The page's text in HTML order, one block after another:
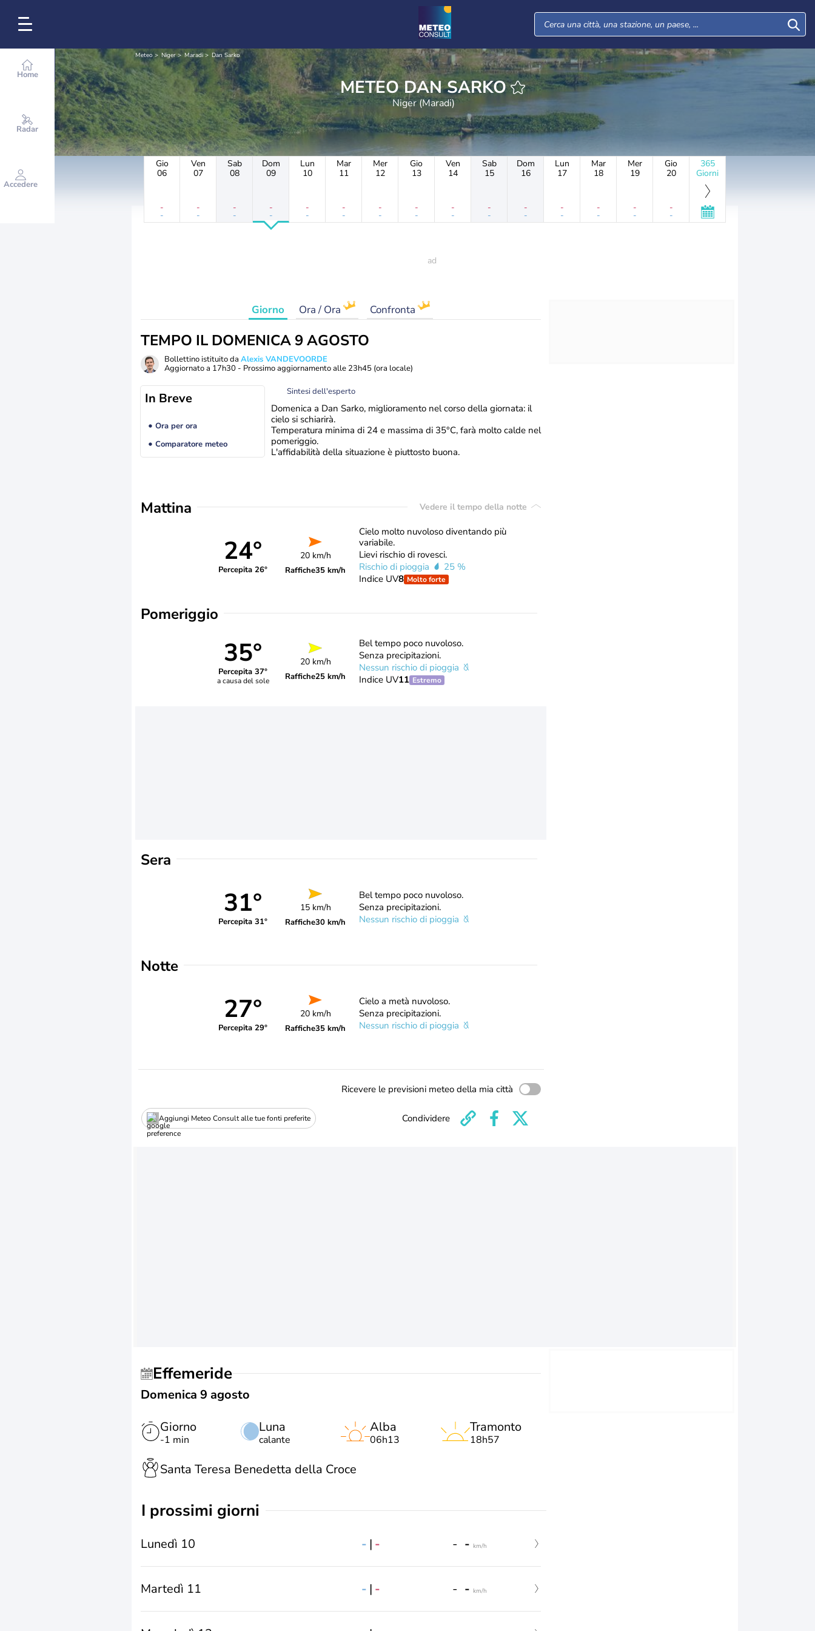
Home
Radar
Accedere
Meteo Niger Maradi Dan Sarko
METEO DAN SARKO
Niger (Maradi)
Gio
06
-
-
Ven
07
-
-
Sab
08
-
-
Dom
09
-
-
Lun
10
-
-
Mar
11
-
-
Mer
12
-
-
Gio
13
-
-
Ven
14
-
-
Sab
15
-
-
Dom
16
-
-
Lun
17
-
-
Mar
18
-
-
Mer
19
-
-
Gio
20
-
-
365
Giorni
Giorno Ora / Ora Confronta
TEMPO IL DOMENICA 9 AGOSTO
Bollettino istituito da Alexis VANDEVOORDE
Aggiornato a 17h30 - Prossimo aggiornamento alle 23h45 (ora locale)
In Breve
Ora per ora
Comparatore meteo
Sintesi dell'esperto
Domenica a Dan Sarko, miglioramento nel corso della giornata: il
cielo si schiarirà.
Temperatura minima di 24 e massima di 35°C, farà molto calde nel
pomeriggio.
L'affidabilità della situazione è piuttosto buona.
Mattina Vedere il tempo della notte
24°
Percepita 26°
20 km/h
Raffiche35 km/h
Cielo molto nuvoloso diventando più
variabile.
Lievi rischio di rovesci.
Rischio di pioggia
25 %
Indice UV8 Molto forte
Pomeriggio
35°
Percepita 37°
a causa del sole
20 km/h
Raffiche25 km/h
Bel tempo poco nuvoloso.
Senza precipitazioni.
Nessun rischio di pioggia
Indice UV11 Estremo
Sera
31°
Percepita 31°
15 km/h
Raffiche30 km/h
Bel tempo poco nuvoloso.
Senza precipitazioni.
Nessun rischio di pioggia
Notte
27°
Percepita 29°
20 km/h
Raffiche35 km/h
Cielo a metà nuvoloso.
Senza precipitazioni.
Nessun rischio di pioggia
Ricevere le previsioni meteo della mia città
Aggiungi Meteo Consult alle tue fonti preferite Condividere
Effemeride
Domenica 9 agosto
Giorno
-1 min
Luna
calante
Alba
06h13
Tramonto
18h57
Santa Teresa Benedetta della Croce
i prossimi giorni
Lunedì 10 - | - - - km/h
Martedì 11 - | - - - km/h